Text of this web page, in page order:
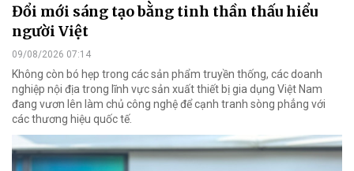
Đổi mới sáng tạo bằng tinh thần thấu hiểu
người Việt
09/08/2026 07:14
Không còn bó hẹp trong các sản phẩm truyền thống, các doanh
nghiệp nội địa trong lĩnh vực sản xuất thiết bị gia dụng Việt Nam
đang vươn lên làm chủ công nghệ để cạnh tranh sòng phẳng với
các thương hiệu quốc tế.